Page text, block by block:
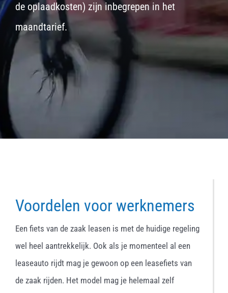
de oplaadkosten) zijn inbegrepen in het
maandtarief.
Voordelen voor werknemers
Een fiets van de zaak leasen is met de huidige regeling
wel heel aantrekkelijk. Ook als je momenteel al een
leaseauto rijdt mag je gewoon op een leasefiets van
de zaak rijden. Het model mag je helemaal zelf